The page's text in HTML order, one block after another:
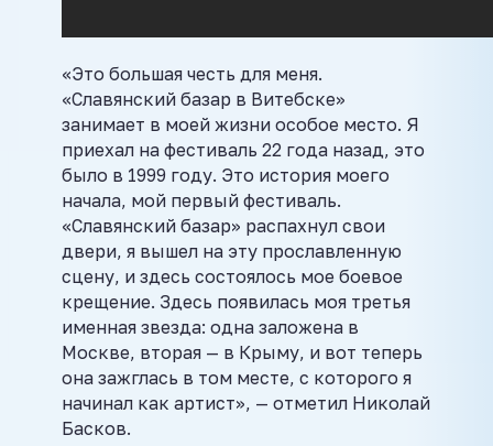
«Это большая честь для меня.
«Славянский базар в Витебске»
занимает в моей жизни особое место. Я
приехал на фестиваль 22 года назад, это
было в 1999 году. Это история моего
начала, мой первый фестиваль.
«Славянский базар» распахнул свои
двери, я вышел на эту прославленную
сцену, и здесь состоялось мое боевое
крещение. Здесь появилась моя третья
именная звезда: одна заложена в
Москве, вторая — в Крыму, и вот теперь
она зажглась в том месте, с которого я
начинал как артист», — отметил Николай
Басков.